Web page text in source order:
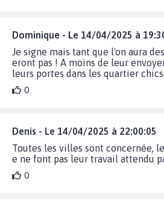
Dominique - Le 14/04/2025 à
Je signe mais tant que l'on aura
eront pas ! A moins de leur
leurs portes dans les quartier chics
0
Denis - Le 14/04/2025 à 22:00:05
Toutes les villes sont concernée,
e ne font pas leur travail attendu
0